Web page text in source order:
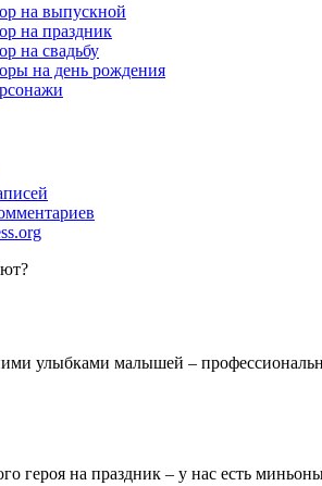
на выпускной
на праздник
на свадьбу
на день рождения
улыбками малышей –
героя на праздник – у нас есть